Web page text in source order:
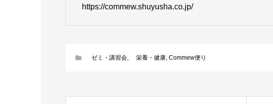
https://commew.shuyusha.co.jp/
ゼミ・講習会, 栄養・健康, Commew便り